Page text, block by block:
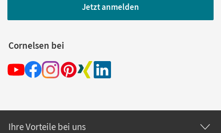
Jetzt anmelden
Cornelsen bei
Ihre Vorteile bei uns